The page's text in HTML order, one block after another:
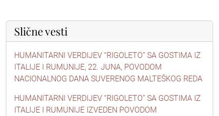
Slične vesti
HUMANITARNI VERDIJEV “RIGOLETO” SA GOSTIMA IZ
ITALIJE I RUMUNIJE, 22. JUNA, POVODOM
NACIONALNOG DANA SUVERENOG MALTEŠKOG REDA
HUMANITARNI VERDIJEV “RIGOLETO” SA GOSTIMA IZ
ITALIJE I RUMUNIJE IZVEDEN POVODOM